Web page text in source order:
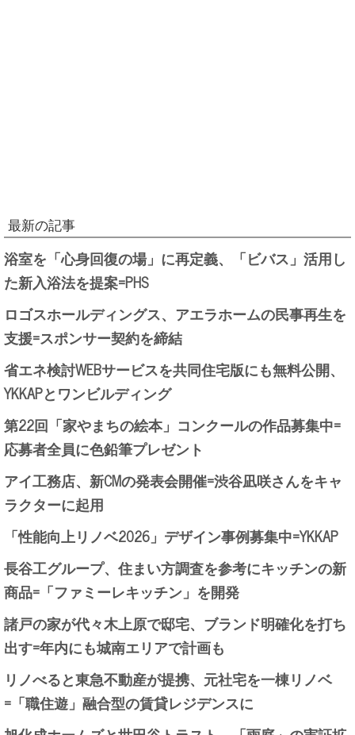
最新の記事
浴室を「心身回復の場」に再定義、「ビバス」活用し
た新入浴法を提案=PHS
ロゴスホールディングス、アエラホームの民事再生を
支援=スポンサー契約を締結
省エネ検討WEBサービスを共同住宅版にも無料公開、
YKKAPとワンビルディング
第22回「家やまちの絵本」コンクールの作品募集中=
応募者全員に色鉛筆プレゼント
アイ工務店、新CMの発表会開催=渋谷凪咲さんをキャ
ラクターに起用
「性能向上リノベ2026」デザイン事例募集中=YKKAP
長谷工グループ、住まい方調査を参考にキッチンの新
商品=「ファミーレキッチン」を開発
諸戸の家が代々木上原で邸宅、ブランド明確化を打ち
出す=年内にも城南エリアで計画も
リノべると東急不動産が提携、元社宅を一棟リノベ
=「職住遊」融合型の賃貸レジデンスに